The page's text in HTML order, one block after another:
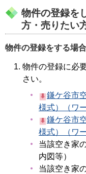
物件の登録を
方・売りたい
物件の登録をする場
物件の登録に必
さい。
鎌ケ谷市
様式）（ワ
鎌ケ谷市
様式）（ワ
当該空き家
内図等）
当該空き家